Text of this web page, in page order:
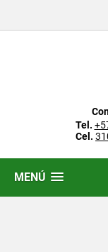
Tel.
Cel.
MENÚ